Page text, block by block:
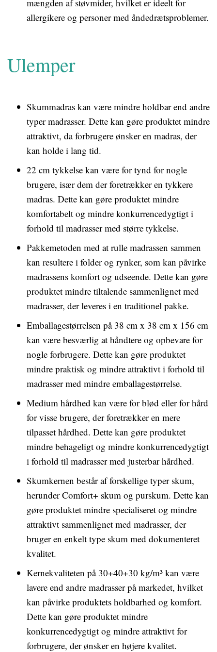
mængden af støvmider, hvilket er ideelt for
allergikere og personer med åndedrætsproblemer.
Ulemper
Skummadras kan være mindre holdbar end andre
typer madrasser. Dette kan gøre produktet mindre
attraktivt, da forbrugere ønsker en madras, der
kan holde i lang tid.
22 cm tykkelse kan være for tynd for nogle
brugere, især dem der foretrækker en tykkere
madras. Dette kan gøre produktet mindre
komfortabelt og mindre konkurrencedygtigt i
forhold til madrasser med større tykkelse.
Pakkemetoden med at rulle madrassen sammen
kan resultere i folder og rynker, som kan påvirke
madrassens komfort og udseende. Dette kan gøre
produktet mindre tiltalende sammenlignet med
madrasser, der leveres i en traditionel pakke.
Emballagestørrelsen på 38 cm x 38 cm x 156 cm
kan være besværlig at håndtere og opbevare for
nogle forbrugere. Dette kan gøre produktet
mindre praktisk og mindre attraktivt i forhold til
madrasser med mindre emballagestørrelse.
Medium hårdhed kan være for blød eller for hård
for visse brugere, der foretrækker en mere
tilpasset hårdhed. Dette kan gøre produktet
mindre behageligt og mindre konkurrencedygtigt
i forhold til madrasser med justerbar hårdhed.
Skumkernen består af forskellige typer skum,
herunder Comfort+ skum og purskum. Dette kan
gøre produktet mindre specialiseret og mindre
attraktivt sammenlignet med madrasser, der
bruger en enkelt type skum med dokumenteret
kvalitet.
Kernekvaliteten på 30+40+30 kg/m³ kan være
lavere end andre madrasser på markedet, hvilket
kan påvirke produktets holdbarhed og komfort.
Dette kan gøre produktet mindre
konkurrencedygtigt og mindre attraktivt for
forbrugere, der ønsker en højere kvalitet.